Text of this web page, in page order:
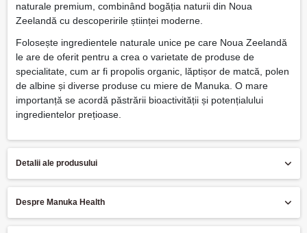
naturale premium, combinând bogăția naturii din Noua
Zeelandă cu descoperirile științei moderne.
Folosește ingredientele naturale unice pe care Noua Zeelandă
le are de oferit pentru a crea o varietate de produse de
specialitate, cum ar fi propolis organic, lăptișor de matcă, polen
de albine și diverse produse cu miere de Manuka. O mare
importanță se acordă păstrării bioactivității și potențialului
ingredientelor prețioase.
Detalii ale produsului
Despre Manuka Health